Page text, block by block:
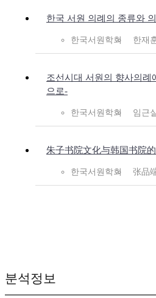
한국 서원 의례의 종류와
한국서원학회 한재
조선시대 서원의 향사의례
으로-
한국서원학회 임근
朱子书院文化与韩国书院
한국서원학회 张品
분석정보